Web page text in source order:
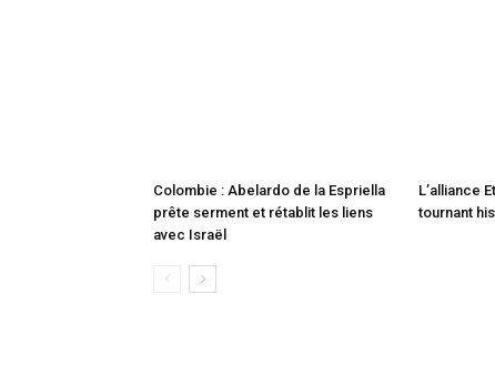
Colombie : Abelardo de la Espriella
prête serment et rétablit les liens
avec Israël
L’alliance
tournant